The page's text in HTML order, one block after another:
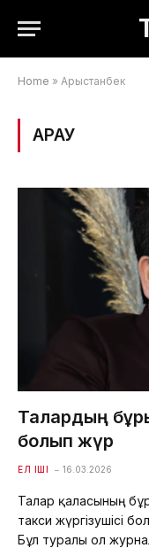
Home » Арыстанбек
ҚАРАУ
Талғардың
болып жүр
ЕЛ ІШІ 16.03.2026
Талғар қаласының
такси жүргізушісі
Бұл туралы ол